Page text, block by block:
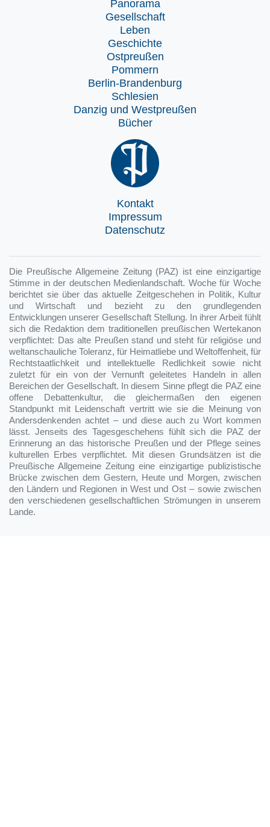
Panorama
Gesellschaft
Leben
Geschichte
Ostpreußen
Pommern
Berlin-Brandenburg
Schlesien
Danzig und Westpreußen
Bücher
Kontakt
Impressum
Datenschutz
Die Preußische Allgemeine Zeitung (PAZ) ist eine einzigartige
Stimme in der deutschen Medienlandschaft. Woche für Woche
berichtet sie über das aktuelle Zeitgeschehen in Politik, Kultur
und Wirtschaft und bezieht zu den grundlegenden
Entwicklungen unserer Gesellschaft Stellung. In ihrer Arbeit fühlt
sich die Redaktion dem traditionellen preußischen Wertekanon
verpflichtet: Das alte Preußen stand und steht für religiöse und
weltanschauliche Toleranz, für Heimatliebe und Weltoffenheit, für
Rechtstaatlichkeit und intellektuelle Redlichkeit sowie nicht
zuletzt für ein von der Vernunft geleitetes Handeln in allen
Bereichen der Gesellschaft. In diesem Sinne pflegt die PAZ eine
offene Debattenkultur, die gleichermaßen den eigenen
Standpunkt mit Leidenschaft vertritt wie sie die Meinung von
Andersdenkenden achtet – und diese auch zu Wort kommen
lässt. Jenseits des Tagesgeschehens fühlt sich die PAZ der
Erinnerung an das historische Preußen und der Pflege seines
kulturellen Erbes verpflichtet. Mit diesen Grundsätzen ist die
Preußische Allgemeine Zeitung eine einzigartige publizistische
Brücke zwischen dem Gestern, Heute und Morgen, zwischen
den Ländern und Regionen in West und Ost – sowie zwischen
den verschiedenen gesellschaftlichen Strömungen in unserem
Lande.